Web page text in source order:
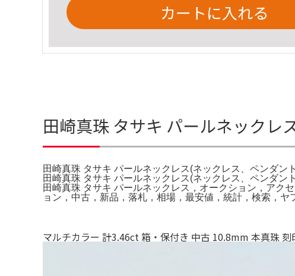
カートに入れる
田崎真珠 タサキ パールネックレ
田崎真珠 タサキ パールネックレス(ネックレス、ペンダ
田崎真珠 タサキ パールネックレス(ネックレス、ペンダ
田崎真珠 タサキ パールネックレス，オークション，アク
ョン，中古，新品，落札，相場，最安値，統計，検索，
マルチカラー 計3.46ct 箱・保付き 中古 10.8mm 本真珠